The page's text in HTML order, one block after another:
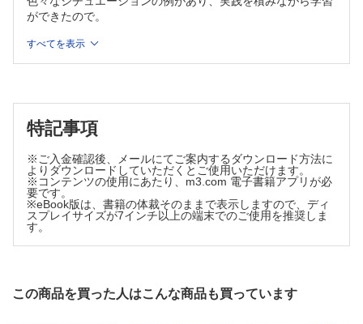
Case 10 病棟 胆管炎での敗血症性ショックの入院担当、そ
の後…… 少し利尿かけてみたら？
ッセンスを深堀り
コラム 〝エコーでのIVC径評価〟の誤解あれこれ
Case 12 当直 低カリウム血症の対応を任された!! 重度の
低カリウム血症だ。
Case 13 当直 低ナトリウム血症の対応を任された!! 重度
の低ナトリウム血症だ。
コラム 抗利尿ホルモン（ADH）と低ナトリウム血症の関係
Case 14 病棟 入院後の低ナトリウム血症の対応!! 低ナト
リウム血症、過剰補正になりそうだ。
TroubleShooting 2 血液ガスで乳酸が下がり止まっています
ができたので。
すべてを表示
特記事項
※ご入金確認後、メールにてご案内するダウンロード方法に
よりダウンロードしていただくとご使用いただけます。
※コンテンツの使用にあたり、m3.com 電子書籍アプリが必
要です。
※eBook版は、書籍の体裁そのままで表示しますので、ディ
スプレイサイズが7インチ以上の端末でのご使用を推奨しま
す。
この商品を買った人はこんな商品も買っています